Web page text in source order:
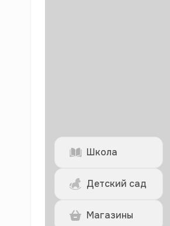
Школа
Детский сад
Магазины